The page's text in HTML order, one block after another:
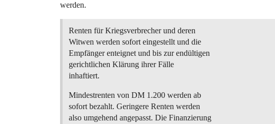
werden.
Renten für Kriegsverbrecher und deren
Witwen werden sofort eingestellt und die
Empfänger enteignet und bis zur endültigen
gerichtlichen Klärung ihrer Fälle
inhaftiert.
Mindestrenten von DM 1.200 werden ab
sofort bezahlt. Geringere Renten werden
also umgehend angepasst. Die Finanzierung